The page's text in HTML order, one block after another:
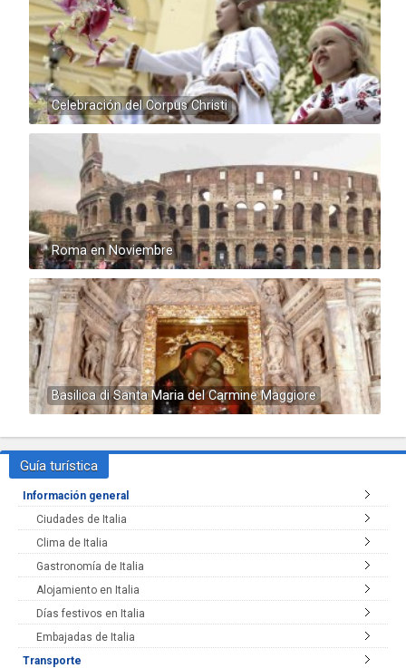
Celebración del Corpus Christi
Roma en Noviembre
Basilica di Santa Maria del Carmine Maggiore
Guía turística
Información general
Ciudades de Italia
Clima de Italia
Gastronomía de Italia
Alojamiento en Italia
Días festivos en Italia
Embajadas de Italia
Transporte